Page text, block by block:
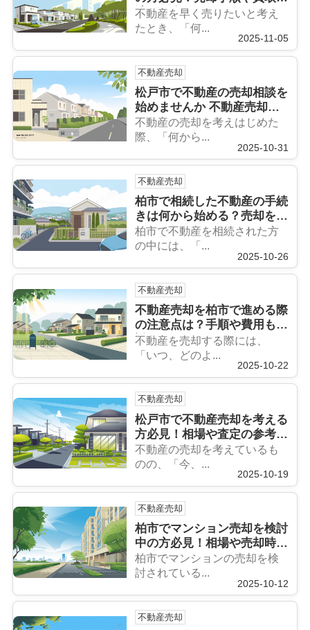
法も紹介
不動産を早く売りたいと考え
たとき、「何...
2025-11-05
不動産売却
松戸市で不動産の売却相談を
始めませんか 不動産売却の
流れや相談のポイントも解説
不動産の売却を考えはじめた
際、「何から...
2025-10-31
不動産売却
柏市で相続した不動産の手続
きは何から始める？売却を進
めるときの流れも紹介
柏市で不動産を相続された方
の中には、「...
2025-10-26
不動産売却
不動産売却を柏市で進める際
の注意点は？手順や費用も解
説
不動産を売却する際には、
「いつ、どのよ...
2025-10-22
不動産売却
松戸市で不動産売却を考える
方必見！相場や査定の参考情
報を紹介
不動産の売却を考えているも
のの、「今、...
2025-10-19
不動産売却
柏市でマンション売却を検討
中の方必見！相場や売却時期
のポイントもご紹介
柏市でマンションの売却を検
討されている...
2025-10-12
不動産売却